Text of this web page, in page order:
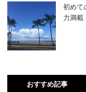
初めて
力満載
おすすめ記事